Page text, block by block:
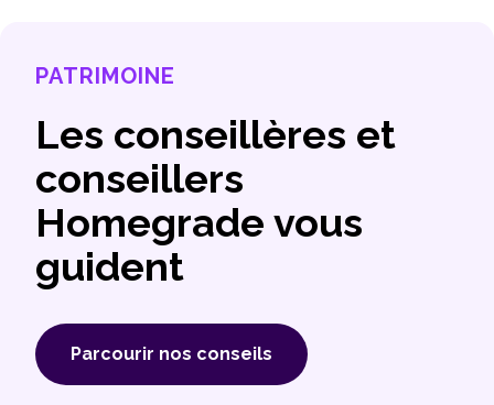
PATRIMOINE
Les conseillères et
conseillers
Homegrade vous
guident
Parcourir nos conseils